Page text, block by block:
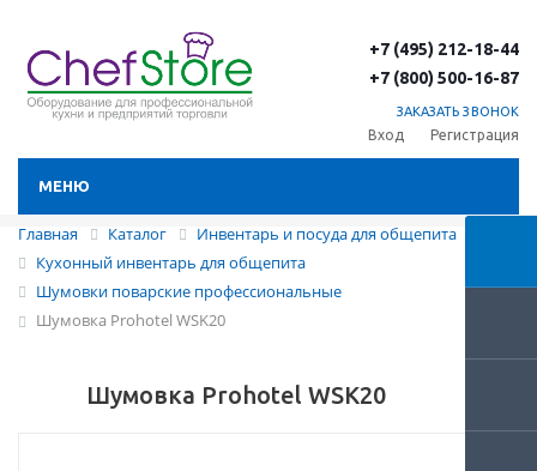
+7 (495) 212-18-44
+7 (800) 500-16-87
ЗАКАЗАТЬ ЗВОНОК
Вход Регистрация
МЕНЮ
Главная Каталог
Инвентарь и посуда для общепита
Кухонный инвентарь для общепита
Шумовки поварские профессиональные
Шумовка Prohotel WSK20
Шумовка Prohotel WSK20